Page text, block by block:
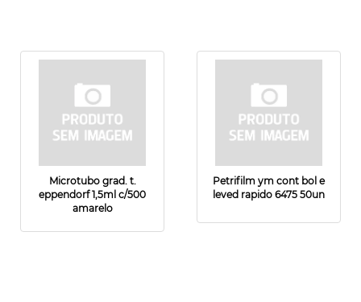
Microtubo grad. t.
eppendorf 1,5ml c/500
amarelo
Petrifilm ym cont bol e
leved rapido 6475 50un